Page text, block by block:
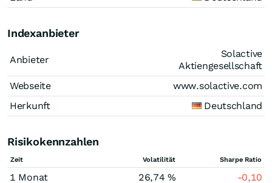
Indexanbieter
Anbieter
Solactive
Aktiengesellschaft
Webseite
www.solactive.com
Herkunft
Deutschland
Risikokennzahlen
Zeit Volatilität Sharpe Ratio
1 Monat 26,74 %
-0,10